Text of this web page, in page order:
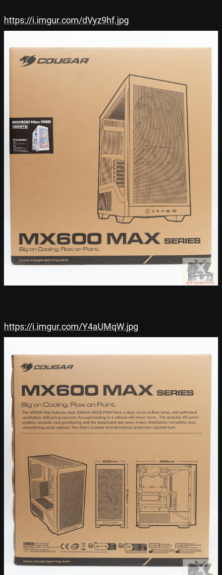
https://i.imgur.com/dVyz9hf.jpg
https://i.imgur.com/Y4aUMqW.jpg